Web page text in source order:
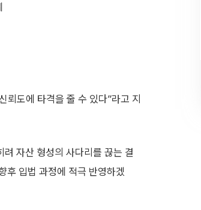
뢰도에 타격을 줄 수 있다”라고 지
자산 형성의 사다리를 끊는 결
후 입법 과정에 적극 반영하겠